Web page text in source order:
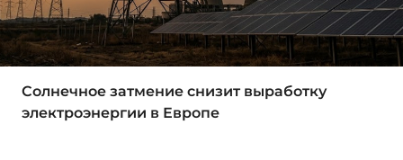
Солнечное затмение снизит выработку
электроэнергии в Европе